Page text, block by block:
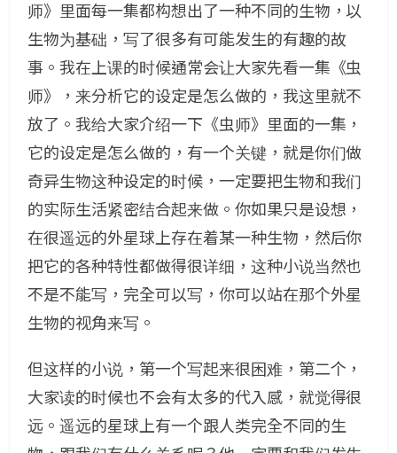
师》里面每一集都构想出了一种不同的生物，以
生物为基础，写了很多有可能发生的有趣的故
事。我在上课的时候通常会让大家先看一集《虫
师》，来分析它的设定是怎么做的，我这里就不
放了。我给大家介绍一下《虫师》里面的一集，
它的设定是怎么做的，有一个关键，就是你们做
奇异生物这种设定的时候，一定要把生物和我们
的实际生活紧密结合起来做。你如果只是设想，
在很遥远的外星球上存在着某一种生物，然后你
把它的各种特性都做得很详细，这种小说当然也
不是不能写，完全可以写，你可以站在那个外星
生物的视角来写。
但这样的小说，第一个写起来很困难，第二个，
大家读的时候也不会有太多的代入感，就觉得很
远。遥远的星球上有一个跟人类完全不同的生